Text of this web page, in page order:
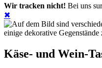
Wir tracken nicht! Bei uns
✖
Käse- und Wein-